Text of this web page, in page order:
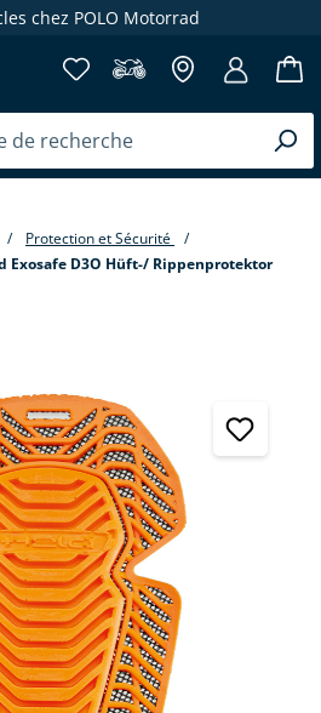
chez POLO Motorrad
Protection et Sécurité
Exosafe D3O Hüft-/ Rippenprotektor